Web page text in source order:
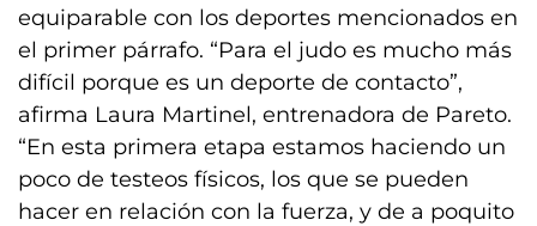
equiparable con los deportes mencionados en
el primer párrafo. “Para el judo es mucho más
difícil porque es un deporte de contacto”,
afirma Laura Martinel, entrenadora de Pareto.
“En esta primera etapa estamos haciendo un
poco de testeos físicos, los que se pueden
hacer en relación con la fuerza, y de a poquito